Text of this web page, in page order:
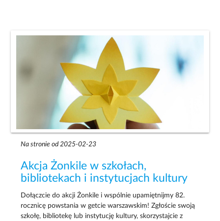
Na stronie od 2025-02-23
Akcja Żonkile w szkołach,
bibliotekach i instytucjach kultury
Dołączcie do akcji Żonkile i wspólnie upamiętnijmy 82.
rocznicę powstania w getcie warszawskim! Zgłoście swoją
szkołę, bibliotekę lub instytucję kultury, skorzystajcie z